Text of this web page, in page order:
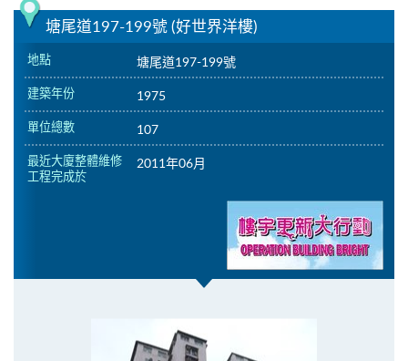
塘尾道197-199號 (好世界洋樓)
地點 塘尾道197-199號
建築年份 1975
單位總數 107
最近大廈整體維修
工程完成於
2011年06月